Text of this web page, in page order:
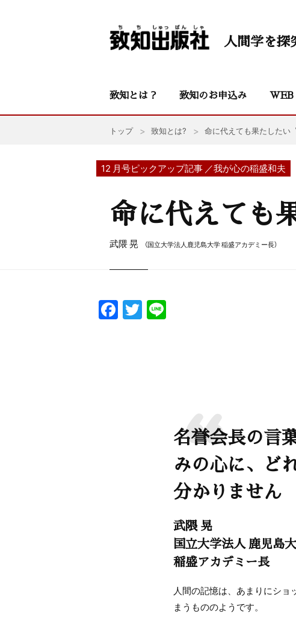
人間学を探
致知とは？ 致知のお申込み WEB
トップ 致知とは? 命に代えても果たしたい
12 月号ピックアップ記事 ／我が心の稲盛和夫
命に代えても
武隈 晃 （国立大学法人鹿児島大学 稲盛アカデミー長）
F
a
T
w
名誉会長の言
みの心に、ど
分かりません
武隈 晃
国立大学法人 鹿児島
稲盛アカデミー長
人間の記憶は、あまりにショ
まうもののようです。